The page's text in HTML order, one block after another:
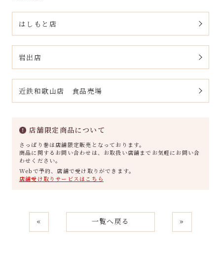
はしもと店
岩出店
近鉄和歌山店 食品売場
店舗限定商品について
さっぱり巻は店舗限定販売となっております。
商品に関するお問い合わせは、お取扱い店舗までお気軽にお問い合
わせください。
Webで予約、店舗で受け取りができます。
店舗受け取りサービスはこちら
« 一覧へ戻る »